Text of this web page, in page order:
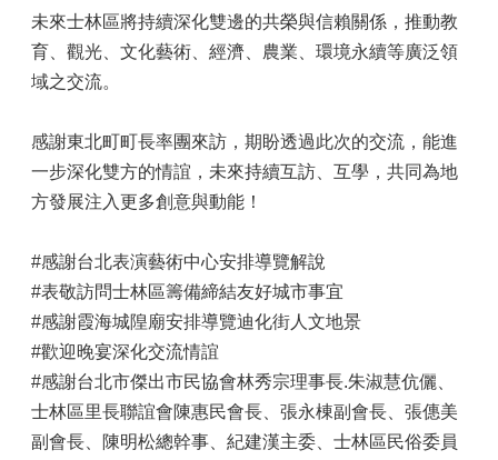
未來士林區將持續深化雙邊的共榮與信賴關係，推動教
育、觀光、文化藝術、經濟、農業、環境永續等廣泛領
域之交流。
感謝東北町町長率團來訪，期盼透過此次的交流，能進
一步深化雙方的情誼，未來持續互訪、互學，共同為地
方發展注入更多創意與動能！
#感謝台北表演藝術中心安排導覽解說
#表敬訪問士林區籌備締結友好城市事宜
#感謝霞海城隍廟安排導覽迪化街人文地景
#歡迎晚宴深化交流情誼
#感謝台北市傑出市民協會林秀宗理事長.朱淑慧伉儷、
士林區里長聯誼會陳惠民會長、張永棟副會長、張僡美
副會長、陳明松總幹事、紀建漢主委、士林區民俗委員